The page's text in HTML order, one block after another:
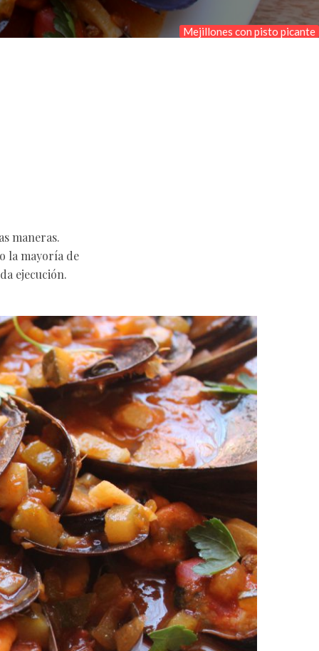
Mejillones con pisto picante
maneras.
la mayoría de
ejecución.